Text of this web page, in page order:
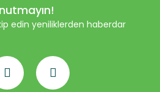
edin yeniliklerden haberdar